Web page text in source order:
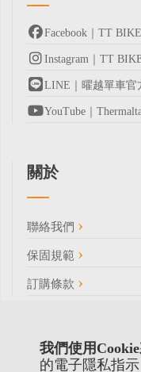
我們使用
的電子隱私指
Facebook｜TT
Instagram｜TT
LINE｜曜越單車官
YouTube｜
關於
聯絡我們
保固規範
訂購條款